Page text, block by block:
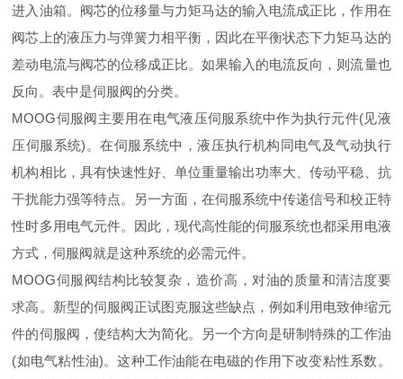
进入油箱。阀芯的位移量与力矩马达的输入电流成正比，作用在
阀芯上的液压力与弹簧力相平衡，因此在平衡状态下力矩马达的
差动电流与阀芯的位移成正比。如果输入的电流反向，则流量也
反向。表中是伺服阀的分类。
MOOG伺服阀主要用在电气液压伺服系统中作为执行元件(见液
压伺服系统)。在伺服系统中，液压执行机构同电气及气动执行
机构相比，具有快速性好、单位重量输出功率大、传动平稳、抗
干扰能力强等特点。另一方面，在伺服系统中传递信号和校正特
性时多用电气元件。因此，现代高性能的伺服系统也都采用电液
方式，伺服阀就是这种系统的必需元件。
MOOG伺服阀结构比较复杂，造价高，对油的质量和清洁度要
求高。新型的伺服阀正试图克服这些缺点，例如利用电致伸缩元
件的伺服阀，使结构大为简化。另一个方向是研制特殊的工作油
(如电气粘性油)。这种工作油能在电磁的作用下改变粘性系数。